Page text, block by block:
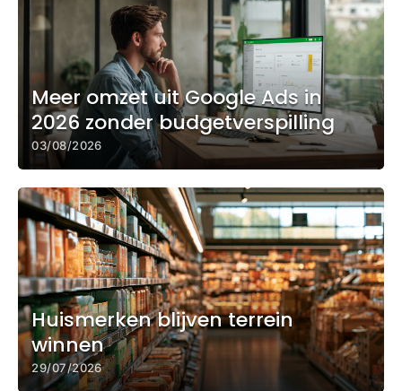
Meer omzet uit Google Ads in
2026 zonder budgetverspilling
03/08/2026
Huismerken blijven terrein
winnen
29/07/2026